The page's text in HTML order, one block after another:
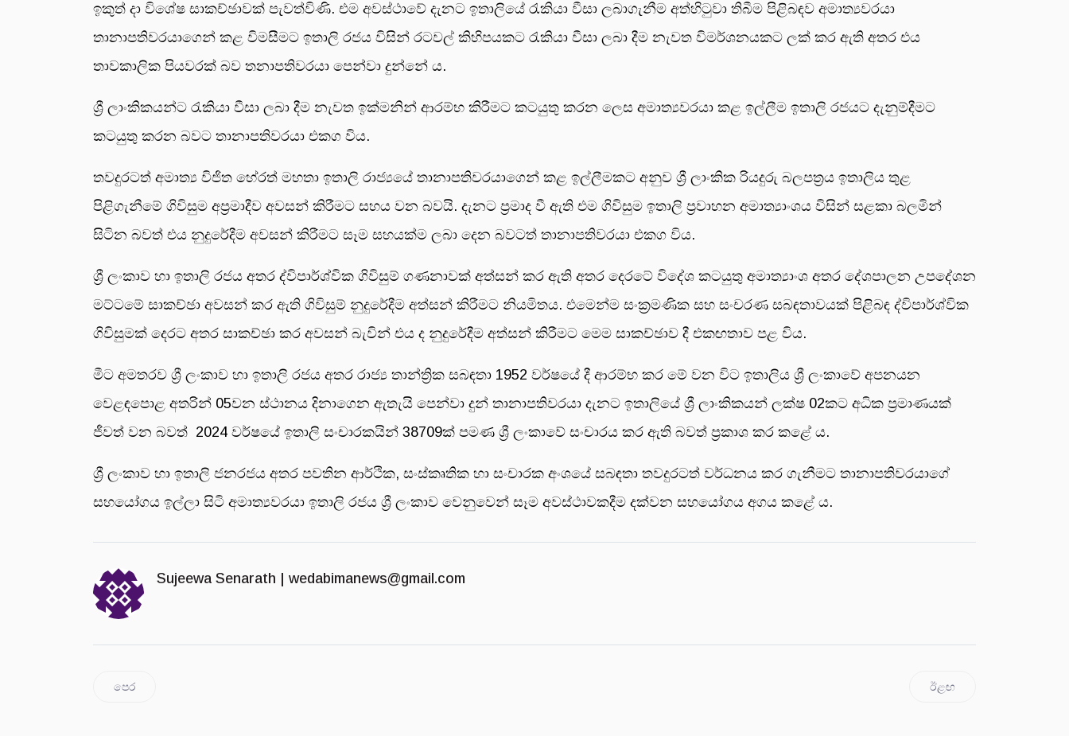
ඉකුත් දා විශේෂ සාකච්ඡාවක් පැවත්විණි. එම අවස්ථාවේ දැනට ඉතාලියේ රැකියා වීසා ලබාගැනීම අත්හිටුවා තිබීම පිළිබඳව අමාත්‍යවරයා
තානාපතිවරයාගෙන් කළ විමසීමට ඉතාලි රජය විසින් රටවල් කිහිපයකට රැකියා වීසා ලබා දීම නැවත විමර්ශනයකට ලක් කර ඇති අතර එය
තාවකාලික පියවරක් බව තනාපතිවරයා පෙන්වා දුන්නේ ය.
ශ්‍රී ලාංකිකයන්ට රැකියා වීසා ලබා දීම නැවත ඉක්මනින් ආරම්භ කිරීමට කටයුතු කරන ලෙස අමාත්‍යවරයා කළ ඉල්ලීම ඉතාලි රජයට දැනුම්දීමට
කටයුතු කරන බවට තානාපතිවරයා එකග විය.
තවදුරටත් අමාත්‍ය විජිත හේරත් මහතා ඉතාලි රාජ්‍යයේ තානාපතිවරයාගෙන් කළ ඉල්ලීමකට අනුව ශ්‍රී ලාංකික රියදුරු බලපත්‍රය ඉතාලිය තුළ
පිළිගැනීමේ ගිවිසුම අප්‍රමාදීව අවසන් කිරීමට සහය වන බවයි. දැනට ප්‍රමාද වී ඇති එම ගිවිසුම ඉතාලි ප්‍රවාහන අමාත්‍යාංශය විසින් සළකා බලමින්
සිටින බවත් එය නුදුරේදීම අවසන් කිරීමට සෑම සහයක්ම ලබා දෙන බවටත් තානාපතිවරයා එකග විය.
ශ්‍රී ලංකාව හා ඉතාලි රජය අතර ද්විපාර්ශ්වික ගිවිසුම් ගණනාවක් අත්සන් කර ඇති අතර දෙරටේ විදේශ කටයුතු අමාත්‍යාංශ අතර දේශපාලන උපදේශන
මට්ටමේ සාකච්ඡා අවසන් කර ඇති ගිවිසුම් නුදුරේදීම අත්සන් කිරීමට නියමිතය. එමෙන්ම සංක්‍රමණික සහ සංචරණ සබඳතාවයක් පිළිබඳ ද්විපාර්ශ්වික
ගිවිසුමක් දෙරට අතර සාකච්ඡා කර අවසන් බැවින් එය ද නුදුරේදීම අත්සන් කිරීමට මෙම සාකච්ඡාව දී එකඟතාව පළ විය.
මීට අමතරව ශ්‍රී ලංකාව හා ඉතාලි රජය අතර රාජ්‍ය තාන්ත්‍රික සබඳතා 1952 වර්ෂයේ දී ආරම්භ කර මේ වන විට ඉතාලිය ශ්‍රී ලංකාවේ අපනයන
වෙළඳපොළ අතරින් 05වන ස්ථානය දිනාගෙන ඇතැයි පෙන්වා දුන් තානාපතිවරයා දැනට ඉතාලියේ ශ්‍රී ලාංකිකයන් ලක්ෂ 02කට අධික ප්‍රමාණයක්
ජීවත් වන බවත් 2024 වර්ෂයේ ඉතාලි සංචාරකයින් 38709ක් පමණ ශ්‍රී ලංකාවේ සංචාරය කර ඇති බවත් ප්‍රකාශ කර කළේ ය.
ශ්‍රී ලංකාව හා ඉතාලි ජනරජය අතර පවතින ආර්ථික, සංස්කෘතික හා සංචාරක අංශයේ සබඳතා තවදුරටත් වර්ධනය කර ගැනීමට තානාපතිවරයාගේ
සහයෝගය ඉල්ලා සිටි අමාත්‍යවරයා ඉතාලි රජය ශ්‍රී ලංකාව වෙනුවෙන් සෑම අවස්ථාවකදීම දක්වන සහයෝගය අගය කළේ ය.
Sujeewa Senarath | wedabimanews@gmail.com
පෙර ඊළඟ